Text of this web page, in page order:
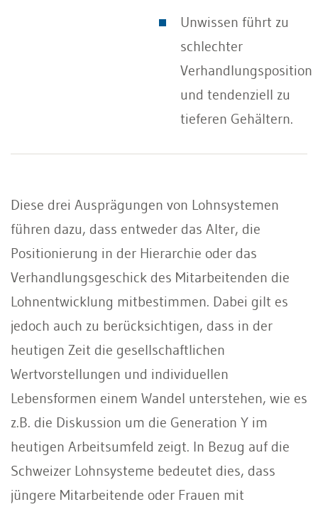
Unwissen führt zu
schlechter
Verhandlungsposition
und tendenziell zu
tieferen Gehältern.
Diese drei Ausprägungen von Lohnsystemen
führen dazu, dass entweder das Alter, die
Positionierung in der Hierarchie oder das
Verhandlungsgeschick des Mitarbeitenden die
Lohnentwicklung mitbestimmen. Dabei gilt es
jedoch auch zu berücksichtigen, dass in der
heutigen Zeit die gesellschaftlichen
Wertvorstellungen und individuellen
Lebensformen einem Wandel unterstehen, wie es
z.B. die Diskussion um die Generation Y im
heutigen Arbeitsumfeld zeigt. In Bezug auf die
Schweizer Lohnsysteme bedeutet dies, dass
jüngere Mitarbeitende oder Frauen mit